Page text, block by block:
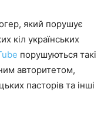
який порушує
кіл українських
порушуються такі
авторитетом,
пасторів та інші